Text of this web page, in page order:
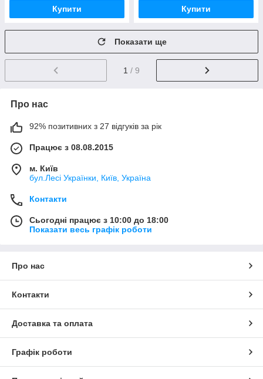
Купити Купити
Показати ще
1 / 9
Про нас
92% позитивних з 27 відгуків за рік
Працює з 08.08.2015
м. Київ
бул.Лесі Українки, Київ, Україна
Контакти
Сьогодні працює з 10:00 до 18:00
Показати весь графік роботи
Про нас
Контакти
Доставка та оплата
Графік роботи